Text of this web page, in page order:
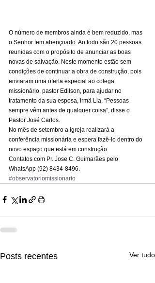
O número de membros ainda é bem reduzido, mas
o Senhor tem abençoado. Ao todo são 20 pessoas
reunidas com o propósito de anunciar as boas
novas de salvação. Neste momento estão sem
condições de continuar a obra de construção, pois
enviaram uma oferta especial ao colega
missionário, pastor Edilson, para ajudar no
tratamento da sua esposa, irmã Lia. “Pessoas
sempre vêm antes de qualquer coisa”, disse o
Pastor José Carlos.
No mês de setembro a igreja realizará a
conferência missionária e espera fazê-lo dentro do
novo espaço que está em construção.
Contatos com Pr. Jose C. Guimarães pelo
WhatsApp (92) 8434-8496.
#observatoriomissionario
Posts recentes Ver tudo